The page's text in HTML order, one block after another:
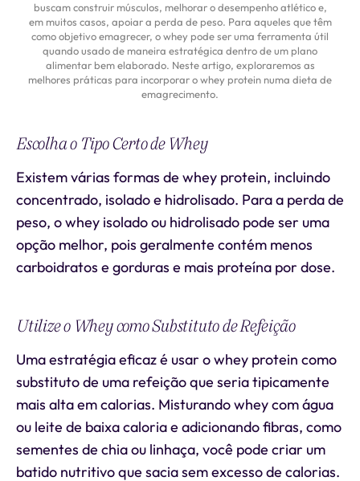
buscam construir músculos, melhorar o desempenho atlético e,
em muitos casos, apoiar a perda de peso. Para aqueles que têm
como objetivo emagrecer, o whey pode ser uma ferramenta útil
quando usado de maneira estratégica dentro de um plano
alimentar bem elaborado. Neste artigo, exploraremos as
melhores práticas para incorporar o whey protein numa dieta de
emagrecimento.
Escolha o Tipo Certo de Whey
Existem várias formas de whey protein, incluindo
concentrado, isolado e hidrolisado. Para a perda de
peso, o whey isolado ou hidrolisado pode ser uma
opção melhor, pois geralmente contém menos
carboidratos e gorduras e mais proteína por dose.
Utilize o Whey como Substituto de Refeição
Uma estratégia eficaz é usar o whey protein como
substituto de uma refeição que seria tipicamente
mais alta em calorias. Misturando whey com água
ou leite de baixa caloria e adicionando fibras, como
sementes de chia ou linhaça, você pode criar um
batido nutritivo que sacia sem excesso de calorias.